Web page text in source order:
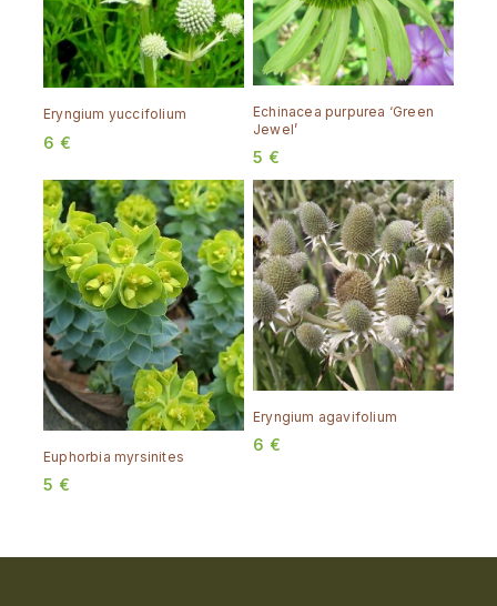
Eryngium yuccifolium
6 €
Echinacea purpurea ‘Green
Jewel’
5 €
Euphorbia myrsinites
5 €
Eryngium agavifolium
6 €